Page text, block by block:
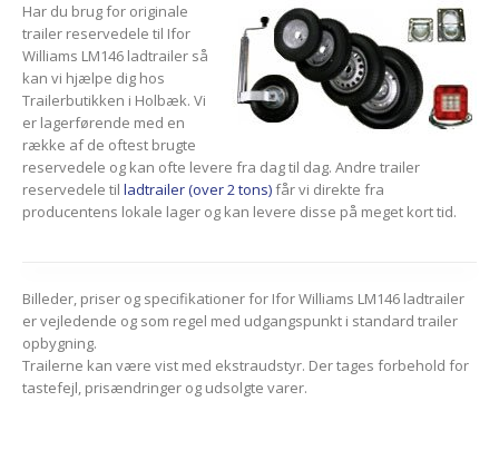
Har du brug for originale
trailer reservedele til Ifor
Williams LM146 ladtrailer så
kan vi hjælpe dig hos
Trailerbutikken i Holbæk. Vi
er lagerførende med en
række af de oftest brugte
reservedele og kan ofte levere fra dag til dag. Andre trailer
reservedele til ladtrailer (over 2 tons)får vi direkte fra
producentens lokale lager og kan levere disse på meget kort tid.
Billeder, priser og specifikationer for Ifor Williams LM146 ladtrailer
er vejledende og som regel med udgangspunkt i standard trailer
opbygning.
Trailerne kan være vist med ekstraudstyr. Der tages forbehold for
tastefejl, prisændringer og udsolgte varer.